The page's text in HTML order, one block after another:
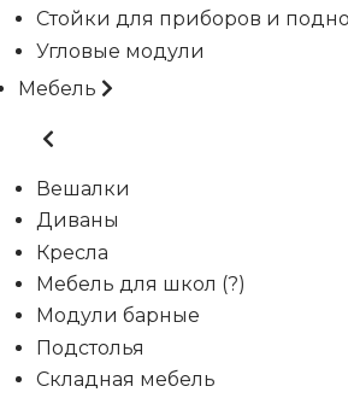
Стойки для приборов и
Угловые модули
Мебель
Вешалки
Диваны
Кресла
Мебель для школ (?)
Модули барные
Подстолья
Складная мебель